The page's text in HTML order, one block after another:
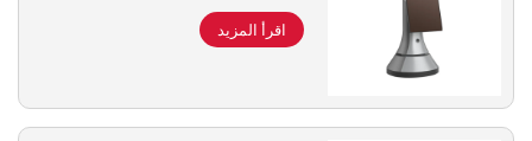
اقرأ المزيد